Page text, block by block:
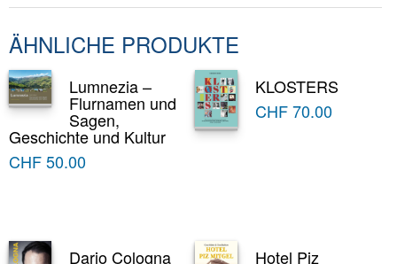
ÄHNLICHE PRODUKTE
Lumnezia –
Flurnamen und
Sagen,
Geschichte und Kultur
CHF50.00
KLOSTERS
CHF70.00
Dario Cologna Hotel Piz